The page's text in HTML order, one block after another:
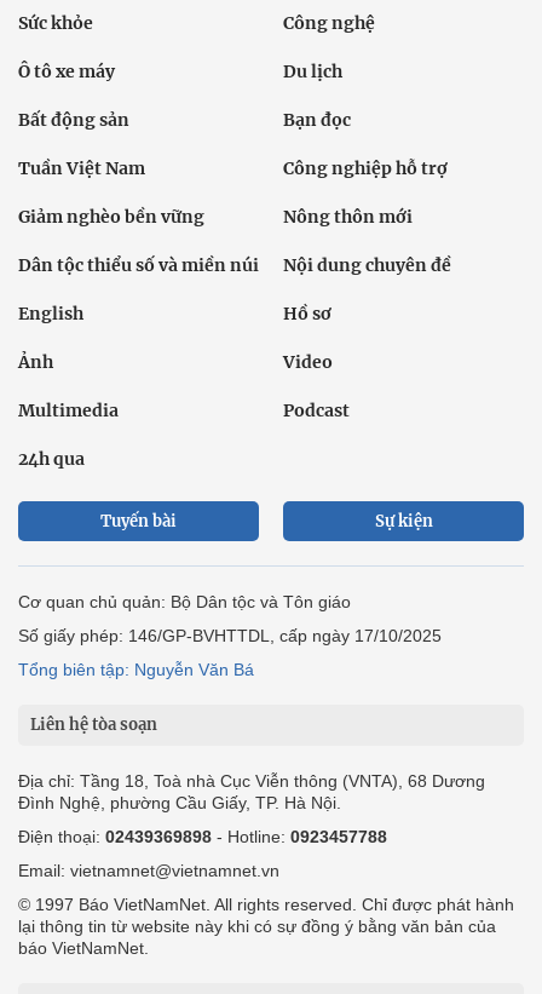
Sức khỏe Công nghệ
Ô tô xe máy Du lịch
Bất động sản Bạn đọc
Tuần Việt Nam Công nghiệp hỗ trợ
Giảm nghèo bền vững Nông thôn mới
Dân tộc thiểu số và miền núi Nội dung chuyên đề
English Hồ sơ
Ảnh Video
Multimedia Podcast
24h qua
Tuyến bài Sự kiện
Cơ quan chủ quản: Bộ Dân tộc và Tôn giáo
Số giấy phép: 146/GP-BVHTTDL, cấp ngày 17/10/2025
Tổng biên tập: Nguyễn Văn Bá
Liên hệ tòa soạn
Địa chỉ: Tầng 18, Toà nhà Cục Viễn thông (VNTA), 68 Dương
Đình Nghệ, phường Cầu Giấy, TP. Hà Nội.
Điện thoại: 02439369898 - Hotline: 0923457788
Email: vietnamnet@vietnamnet.vn
© 1997 Báo VietNamNet. All rights reserved. Chỉ được phát hành
lại thông tin từ website này khi có sự đồng ý bằng văn bản của
báo VietNamNet.